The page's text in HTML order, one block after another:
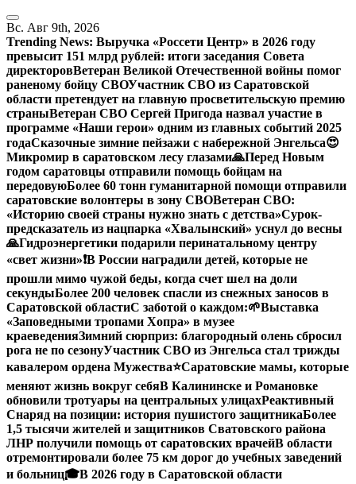
Перейти
к
содержанию
Вс. Авг 9th, 2026
Trending News: Выручка «Россети Центр» в 2026 году
превысит 151 млрд рублей: итоги заседания Совета
директоровВетеран Великой Отечественной войны помог
раненому бойцу СВОУчастник СВО из Саратовской
области претендует на главную просветительскую премию
страныВетеран СВО Сергей Пригода назвал участие в
программе «Наши герои» одним из главных событий 2025
годаСказочные зимние пейзажи с набережной Энгельса😍
Микромир в саратовском лесу глазами🙏Перед Новым
годом саратовцы отправили помощь бойцам на
передовуюБолее 60 тонн гуманитарной помощи отправили
саратовские волонтеры в зону СВОВетеран СВО:
«Историю своей страны нужно знать с детства»Сурок-
предсказатель из нацпарка «Хвалынский» уснул до весны
🙏Гидроэнергетики подарили перинатальному центру
«свет жизни»❗️В России наградили детей, которые не
прошли мимо чужой беды, когда счет шел на доли
секундыБолее 200 человек спасли из снежных заносов в
Саратовской областиС заботой о каждом:🌱Выставка
«Заповедными тропами Хопра» в музее
краеведенияЗимний сюрприз: благородный олень сбросил
рога не по сезонуУчастник СВО из Энгельса стал трижды
кавалером ордена Мужества⭐️Саратовские мамы, которые
меняют жизнь вокруг себяВ Калининске и Романовке
обновили тротуары на центральных улицахРеактивный
Снаряд на позиции: история пушистого защитникаБолее
1,5 тысячи жителей и защитников Сватовского района
ЛНР получили помощь от саратовских врачейВ области
отремонтировали более 75 км дорог до учебных заведений
и больниц🎓В 2026 году в Саратовской области